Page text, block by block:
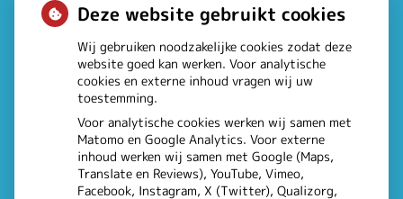
gespecialiseerde
revalidatieartsen niet meer
De sleutel tot blijvend
afvallen? Dat doe je volgens
onderzoek veel effectiever
Deze website gebruikt cookies
Wij gebruiken noodzakelijke cookies zodat deze
website goed kan werken. Voor analytische
cookies en externe inhoud vragen wij uw
toestemming.
Voor analytische cookies werken wij samen met
Matomo en Google Analytics. Voor externe
inhoud werken wij samen met Google (Maps,
Translate en Reviews), YouTube, Vimeo,
Facebook, Instagram, X (Twitter), Qualizorg,